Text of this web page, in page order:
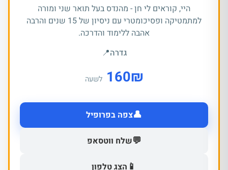
היי, קוראים לי חן - מהנדס בעל תואר שני ומורה
למתמטיקה ופסיכומטרי עם ניסיון של 15 שנים והרבה
אהבה ללימוד והדרכה.
גדרה📍
₪
160 לשעה
👤צפה בפרופיל
💬שלח ווטסאפ
📱 הצג טלפון